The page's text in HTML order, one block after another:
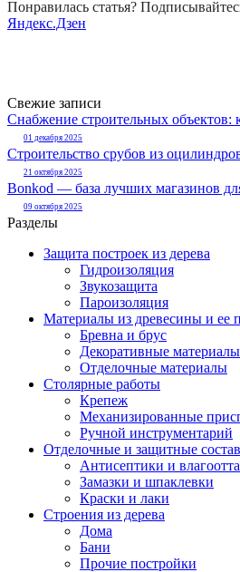
Понравилась статья?
Яндекс.Дзен
Свежие записи
Снабжение строительных объектов:
01 декабря 2025
Строительство срубов из
21 октября 2025
Bonkod — база лучших магазинов
09 октября 2025
Разделы
Защита построек из дерева
Гидроизоляция
Звукозащита
Пароизоляция
Материалы из древесины и ее
Бревна и брус
Декоративные материалы
Отделочные материалы
Столярные работы
Крепеж
Механизированные
Ручной инструментарий
Отделочные и защитные
Антисептики и
Замазки и шпаклевки
Краски и лаки
Строения из дерева
Дома
Бани
Прочие постройки